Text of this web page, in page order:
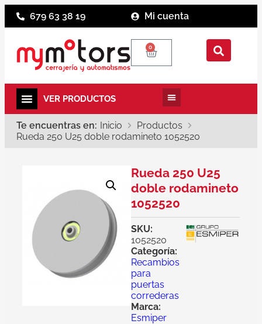
679 63 38 19 Mi cuenta
0
Te encuentras en: Inicio
Productos
Rueda 250 U25 doble rodamineto 1052520
Rueda 250 U25
doble rodamineto
1052520
SKU:
1052520
Categoría:
Recambios
para
puertas
correderas
Marca:
Esmiper